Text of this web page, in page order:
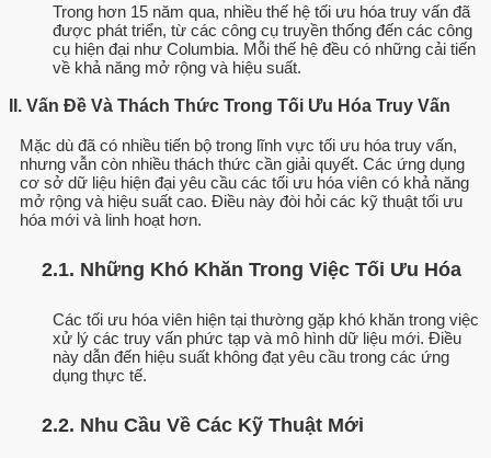
Trong hơn 15 năm qua, nhiều thế hệ tối ưu hóa truy vấn đã
được phát triển, từ các công cụ truyền thống đến các công
cụ hiện đại như Columbia. Mỗi thế hệ đều có những cải tiến
về khả năng mở rộng và hiệu suất.
II. Vấn Đề Và Thách Thức Trong Tối Ưu Hóa Truy Vấn
Mặc dù đã có nhiều tiến bộ trong lĩnh vực tối ưu hóa truy vấn,
nhưng vẫn còn nhiều thách thức cần giải quyết. Các ứng dụng
cơ sở dữ liệu hiện đại yêu cầu các tối ưu hóa viên có khả năng
mở rộng và hiệu suất cao. Điều này đòi hỏi các kỹ thuật tối ưu
hóa mới và linh hoạt hơn.
2.1. Những Khó Khăn Trong Việc Tối Ưu Hóa
Các tối ưu hóa viên hiện tại thường gặp khó khăn trong việc
xử lý các truy vấn phức tạp và mô hình dữ liệu mới. Điều
này dẫn đến hiệu suất không đạt yêu cầu trong các ứng
dụng thực tế.
2.2. Nhu Cầu Về Các Kỹ Thuật Mới